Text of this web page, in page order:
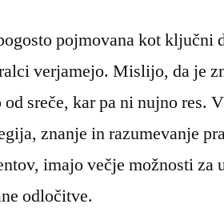
pojmovana kot ključni
verjamejo. Mislijo, da je
sreče, kar pa ni nujno res.
znanje in razumevanje
imajo večje možnosti za
odločitve.